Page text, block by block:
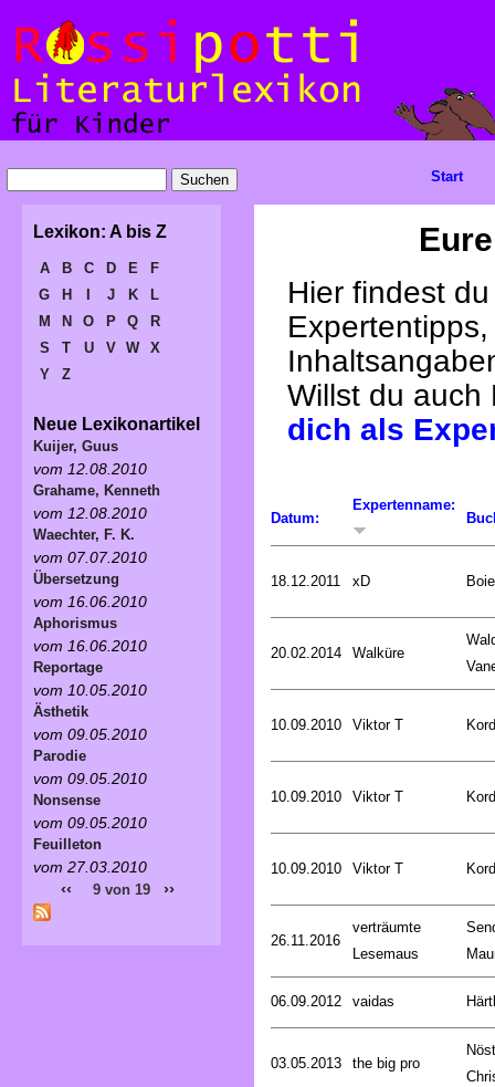
Hier findest
Willst du
dich als
Datum:
Expertenname:
18.12.2011 xD
20.02.2014 Walküre
10.09.2010 Viktor T
10.09.2010 Viktor T
10.09.2010 Viktor T
26.11.2016
verträumte
Lesemaus
06.09.2012 vaidas
03.05.2013 the big pro
Start
Lexikon: A bis Z
A B C D E
F
G
H J K
L
M
N O P Q
R
S
T U V W
X
Y
Z
Neue Lexikonartikel
Kuijer, Guus
vom 12.08.2010
Grahame, Kenneth
vom 12.08.2010
Waechter, F. K.
vom 07.07.2010
Übersetzung
vom 16.06.2010
Aphorismus
vom 16.06.2010
Reportage
vom 10.05.2010
Ästhetik
vom 09.05.2010
Parodie
vom 09.05.2010
Nonsense
vom 09.05.2010
Feuilleton
vom 27.03.2010
‹‹ 9 von 19 ››